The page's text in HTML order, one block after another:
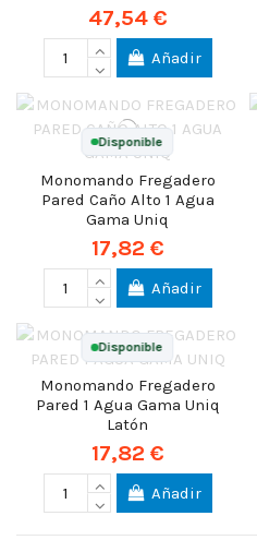
47,54 €
Añadir
Disponible
Monomando Fregadero
Pared Caño Alto 1 Agua
Gama Uniq
17,82 €
Añadir
Disponible
Monomando Fregadero
Pared 1 Agua Gama Uniq
Latón
17,82 €
Añadir